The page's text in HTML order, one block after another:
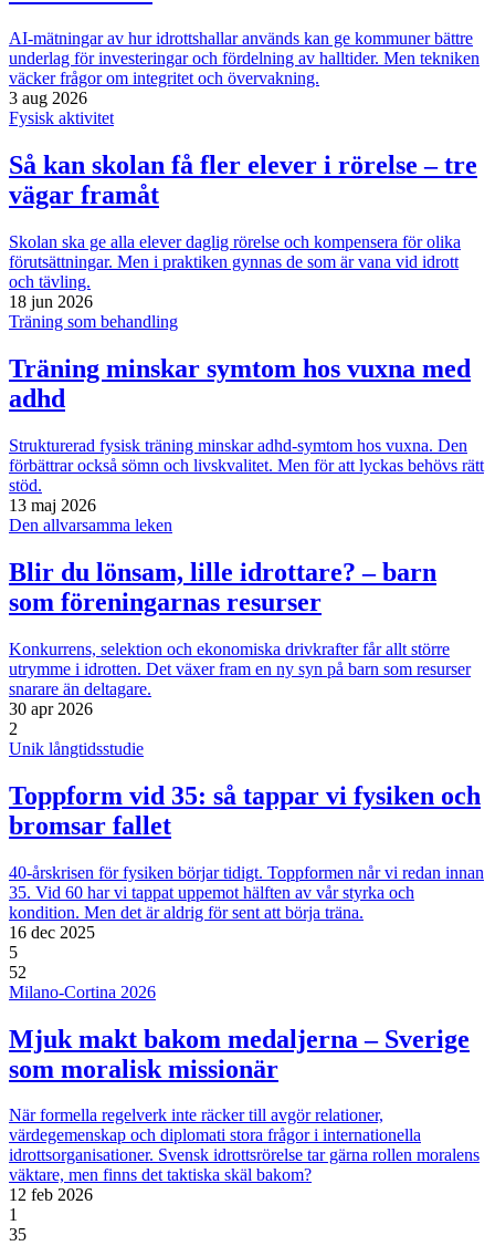
AI-mätningar av hur idrottshallar används kan ge kommuner bättre
underlag för investeringar och fördelning av halltider. Men tekniken
väcker frågor om integritet och övervakning.
3 aug 2026
Fysisk aktivitet
Så kan skolan få fler elever i rörelse – tre
vägar framåt
Skolan ska ge alla elever daglig rörelse och kompensera för olika
förutsättningar. Men i praktiken gynnas de som är vana vid idrott
och tävling.
18 jun 2026
Träning som behandling
Träning minskar symtom hos vuxna med
adhd
Strukturerad fysisk träning minskar adhd-symtom hos vuxna. Den
förbättrar också sömn och livskvalitet. Men för att lyckas behövs rätt
stöd.
13 maj 2026
Den allvarsamma leken
Blir du lönsam, lille idrottare? – barn
som föreningarnas resurser
Konkurrens, selektion och ekonomiska drivkrafter får allt större
utrymme i idrotten. Det växer fram en ny syn på barn som resurser
snarare än deltagare.
30 apr 2026
2
Unik långtidsstudie
Toppform vid 35: så tappar vi fysiken och
bromsar fallet
40-årskrisen för fysiken börjar tidigt. Toppformen når vi redan innan
35. Vid 60 har vi tappat uppemot hälften av vår styrka och
kondition. Men det är aldrig för sent att börja träna.
16 dec 2025
5
52
Milano-Cortina 2026
Mjuk makt bakom medaljerna – Sverige
som moralisk missionär
När formella regelverk inte räcker till avgör relationer,
värdegemenskap och diplomati stora frågor i internationella
idrottsorganisationer. Svensk idrottsrörelse tar gärna rollen moralens
väktare, men finns det taktiska skäl bakom?
12 feb 2026
1
35